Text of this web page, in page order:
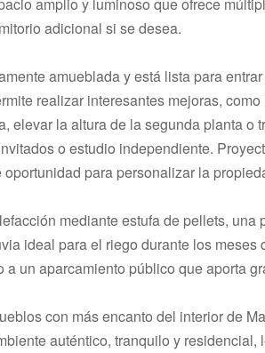
adicional si se desea.
amueblada y está lista para
realizar interesantes mejoras,
elevar la altura de la segunda planta o
o estudio independiente.
para personalizar la
mediante estufa de pellets, una
ideal para el riego durante los
a un aparcamiento público que aporta
con más encanto del interior de
auténtico, tranquilo y